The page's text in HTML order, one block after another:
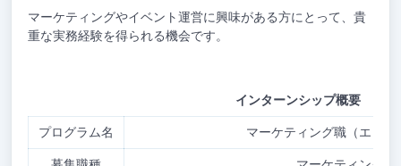
マーケティングやイベント運営に興味がある方にとって、貴
重な実務経験を得られる機会です。
インターンシップ概要
プログラム名 マーケティング職（エリア